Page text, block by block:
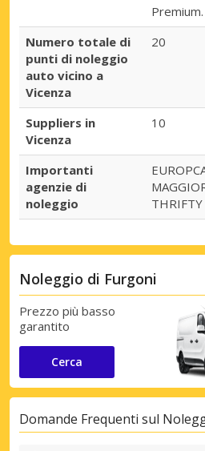
Premium.
Numero totale di
punti di noleggio
auto vicino a
Vicenza
20
Suppliers in
Vicenza
10
Importanti
agenzie di
noleggio
THRIFTY
Noleggio di Furgoni
Prezzo più basso
garantito
Cerca
Domande Frequenti sul